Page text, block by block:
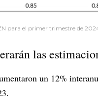
para el primer trimestre de
las
un 12%